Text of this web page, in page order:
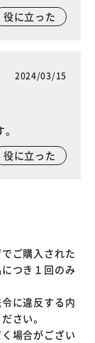
役に立った
2024/03/15
役に立った
ご購入された
つき１回のみ
に違反する内
さい。
場合がござい